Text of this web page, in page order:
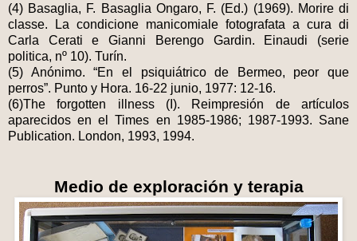
(4) Basaglia, F. Basaglia Ongaro, F. (Ed.) (1969). Morire di
classe. La condicione manicomiale fotografata a cura di
Carla Cerati e Gianni Berengo Gardin. Einaudi (serie
politica, nº 10). Turín.
(5) Anónimo. “En el psiquiátrico de Bermeo, peor que
perros”. Punto y Hora. 16-22 junio, 1977: 12-16.
(6)The forgotten illness (I). Reimpresión de artículos
aparecidos en el Times en 1985-1986; 1987-1993. Sane
Publication. London, 1993, 1994.
Medio de exploración y terapia